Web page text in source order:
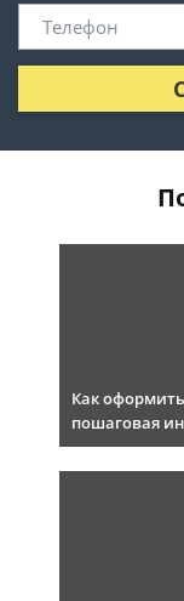
Как оформить
пошаговая